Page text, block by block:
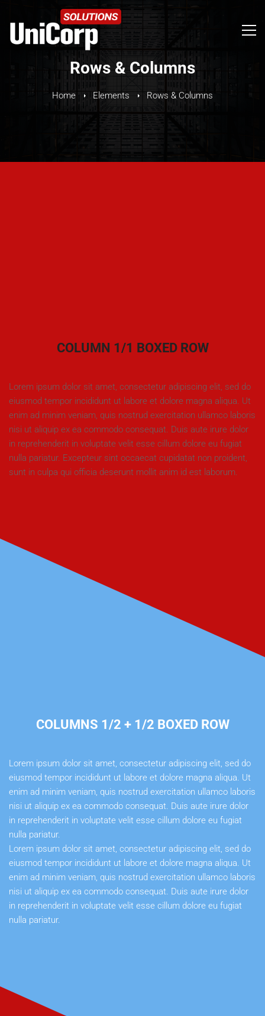
Rows & Columns
Home Elements Rows & Columns
COLUMN 1/1 BOXED ROW
Lorem ipsum dolor sit amet, consectetur adipiscing elit, sed do
eiusmod tempor incididunt ut labore et dolore magna aliqua. Ut
enim ad minim veniam, quis nostrud exercitation ullamco laboris
nisi ut aliquip ex ea commodo consequat. Duis aute irure dolor
in reprehenderit in voluptate velit esse cillum dolore eu fugiat
nulla pariatur. Excepteur sint occaecat cupidatat non proident,
sunt in culpa qui officia deserunt mollit anim id est laborum.
COLUMNS 1/2 + 1/2 BOXED ROW
Lorem ipsum dolor sit amet, consectetur adipiscing elit, sed do
eiusmod tempor incididunt ut labore et dolore magna aliqua. Ut
enim ad minim veniam, quis nostrud exercitation ullamco laboris
nisi ut aliquip ex ea commodo consequat. Duis aute irure dolor
in reprehenderit in voluptate velit esse cillum dolore eu fugiat
nulla pariatur.
Lorem ipsum dolor sit amet, consectetur adipiscing elit, sed do
eiusmod tempor incididunt ut labore et dolore magna aliqua. Ut
enim ad minim veniam, quis nostrud exercitation ullamco laboris
nisi ut aliquip ex ea commodo consequat. Duis aute irure dolor
in reprehenderit in voluptate velit esse cillum dolore eu fugiat
nulla pariatur.